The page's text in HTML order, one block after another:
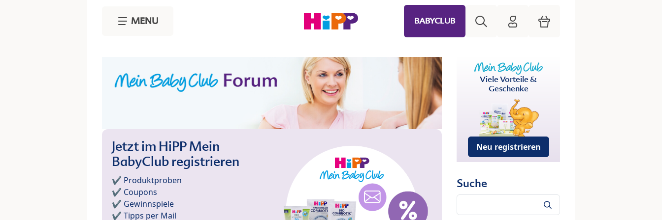
MENU BABYCLUB HiPP Mein Babyclub
Warenkorb
Jetzt im HiPP Mein
BabyClub registrieren
✔️ Produktproben
✔️ Coupons
✔️ Gewinnspiele
✔️ Tipps per Mail
Viele Vorteile &
Geschenke
Neu registrieren
Suche